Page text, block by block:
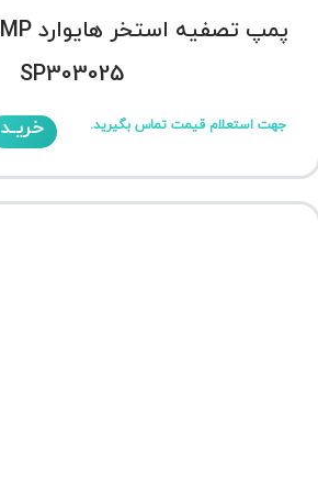
SP303025
جهت استعلام قیمت تماس بگیرید. خریـد